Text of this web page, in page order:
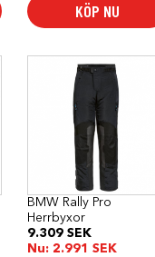
KÖP NU
BMW Rally Pro
Herrbyxor
9.309SEK
Nu: 2.991SEK
produkten
alternativen
kan
väljas
på
produktsidan